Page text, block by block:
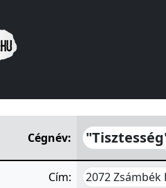
"Tisztesség" Építőipari és
Cégnév:
Cím: 2072 Zsámbék